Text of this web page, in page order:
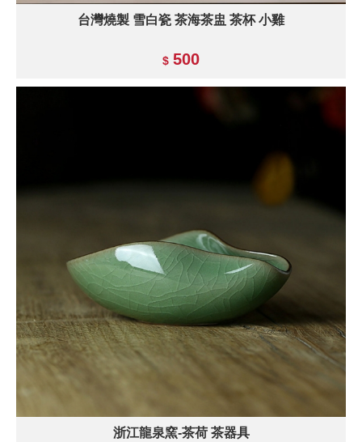
台灣燒製 雪白瓷 茶海茶盅 茶杯 小雞
500
浙江龍泉窯-茶荷 茶器具